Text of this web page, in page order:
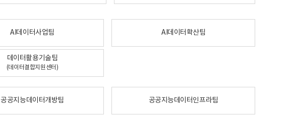
AI데이터사업팀 AI데이터확산팀
데이터활용기술팀
(데이터결합지원센터)
공공지능데이터개방팀 공공지능데이터인프라팀